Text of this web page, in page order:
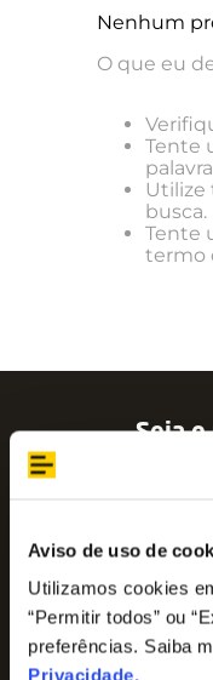
Aviso de uso de
Utilizamos cookies
“Permitir todos” ou
preferências. Saiba
Privacidade.
Nenhum
O que eu
Tente
Utilize
busca.
Tente
termo
Seja
Assine nossa
das últimas
Nome
E-mail